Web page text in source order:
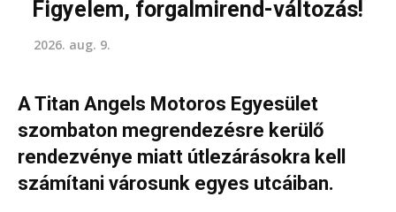
Figyelem, forgalmirend-változás!
2026. aug. 9.
A Titan Angels Motoros Egyesület
szombaton megrendezésre kerülő
rendezvénye miatt útlezárásokra kell
számítani városunk egyes utcáiban.